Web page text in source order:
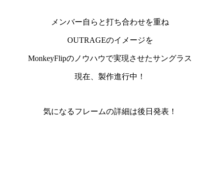
メンバー自らと打ち合わせを重ね
OUTRAGEのイメージを
MonkeyFlipのノウハウで実現させたサングラス
現在、製作進行中！
気になるフレームの詳細は後日発表！